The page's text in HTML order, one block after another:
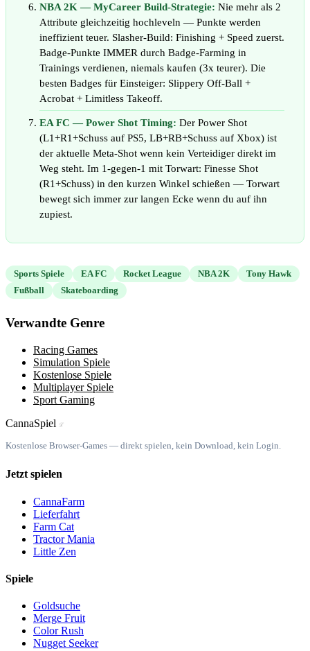
NBA 2K — MyCareer Build-Strategie: Nie mehr als 2
Attribute gleichzeitig hochleveln — Punkte werden
ineffizient teuer. Slasher-Build: Finishing + Speed zuerst.
Badge-Punkte IMMER durch Badge-Farming in
Trainings verdienen, niemals kaufen (3x teurer). Die
besten Badges für Einsteiger: Slippery Off-Ball +
Acrobat + Limitless Takeoff.
EA FC — Power Shot Timing: Der Power Shot
(L1+R1+Schuss auf PS5, LB+RB+Schuss auf Xbox) ist
der aktuelle Meta-Shot wenn kein Verteidiger direkt im
Weg steht. Im 1-gegen-1 mit Torwart: Finesse Shot
(R1+Schuss) in den kurzen Winkel schießen — Torwart
bewegt sich immer zur langen Ecke wenn du auf ihn
zupiest.
Sports Spiele EA FC Rocket League NBA 2K
Tony Hawk
Fußball
Skateboarding
Verwandte Genre
Racing Games
Simulation Spiele
Kostenlose Spiele
Multiplayer Spiele
Sport Gaming
CannaSpiel ℒ
Kostenlose Browser-Games — direkt spielen, kein Download, kein Login.
Jetzt spielen
CannaFarm
Lieferfahrt
Farm Cat
Tractor Mania
Little Zen
Spiele
Goldsuche
Merge Fruit
Color Rush
Nugget Seeker